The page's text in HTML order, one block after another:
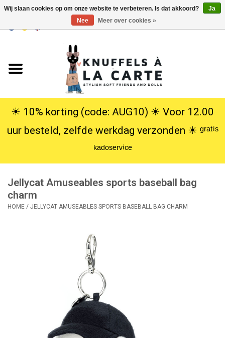
USD
Knuffels
Poppen
SALE
Cadeauservice
☀︎ 10% korting (code: AUG10) ☀︎ Voor 12.00
uur besteld, zelfde werkdag verzonden ☀︎ ᵍʳᵃᵗⁱˢ
ᵏᵃᵈᵒˢᵉʳᵛⁱᶜᵉ
Jellycat Amuseables sports baseball bag
charm
HOME / JELLYCAT AMUSEABLES SPORTS BASEBALL BAG CHARM
Wij slaan cookies op om onze website te verbeteren. Is dat akkoord?
Ja
Nee
Meer over cookies »